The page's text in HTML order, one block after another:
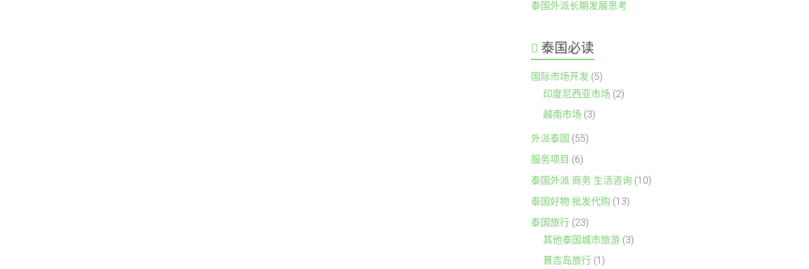
泰国外派长期发展思考
泰国必读
国际市场开发 (5)
印度尼西亚市场 (2)
越南市场 (3)
外派泰国 (55)
服务项目 (6)
泰国外派 商务 生活咨询 (10)
泰国好物 批发代购 (13)
泰国旅行 (23)
其他泰国城市旅游 (3)
普吉岛旅行 (1)